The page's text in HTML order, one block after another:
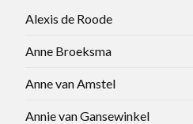
Alexis de Roode
Anne Broeksma
Anne van Amstel
Annie van Gansewinkel